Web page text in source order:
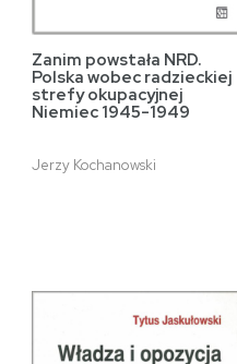
Zanim powstała NRD.
Polska wobec radzieckiej
strefy okupacyjnej
Niemiec 1945-1949
Jerzy Kochanowski